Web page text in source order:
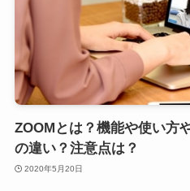
ZOOMとは？機能や使い方
の違い？注意点は？
2020年5月20日